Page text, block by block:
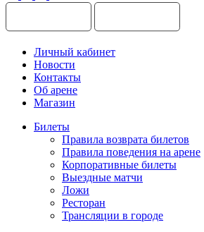
Личный кабинет
Новости
Контакты
Об арене
Магазин
Билеты
Правила возврата билетов
Правила поведения на арене
Корпоративные билеты
Выездные матчи
Ложи
Ресторан
Трансляции в городе